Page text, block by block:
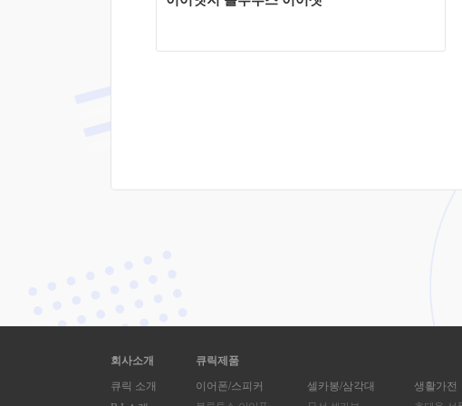
회사소개
큐릭 소개
큐릭제품
이어폰/스피커
셀카봉/삼각대 생활가전